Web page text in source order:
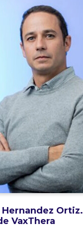
Hernandez Ortiz.
VaxThera